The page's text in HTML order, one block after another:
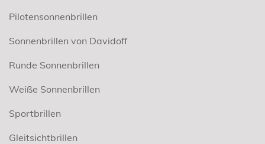
Pilotensonnenbrillen
Sonnenbrillen von Davidoff
Runde Sonnenbrillen
Weiße Sonnenbrillen
Sportbrillen
Gleitsichtbrillen